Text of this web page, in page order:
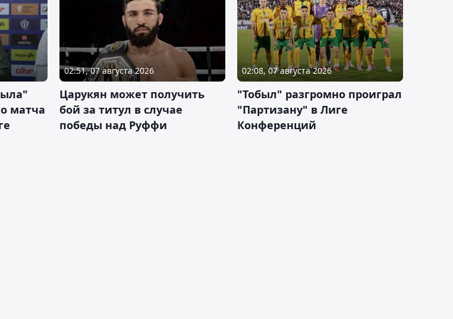
матча
02:51, 07 августа 2026
Царукян может получить
бой за титул в случае
победы над Руффи
02:08, 07 августа 2026
"Тобыл" разгромно проиграл
"Партизану" в Лиге
Конференций